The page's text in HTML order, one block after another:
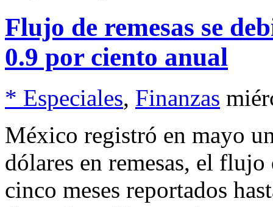
Flujo de remesas se
0.9 por ciento anual
* Especiales, Finanzas
México registró en mayo
dólares en remesas, el
cinco meses reportados